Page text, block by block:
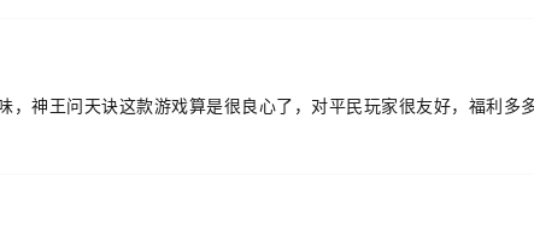
，神王问天诀这款游戏算是很良心了，对平民玩家很友好，福利多